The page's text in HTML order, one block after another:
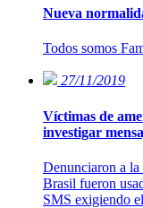
Nueva
Todos somos
27/11/2019
Víctimas de
investigar
Denunciaron a la
Brasil fueron
SMS exigiendo